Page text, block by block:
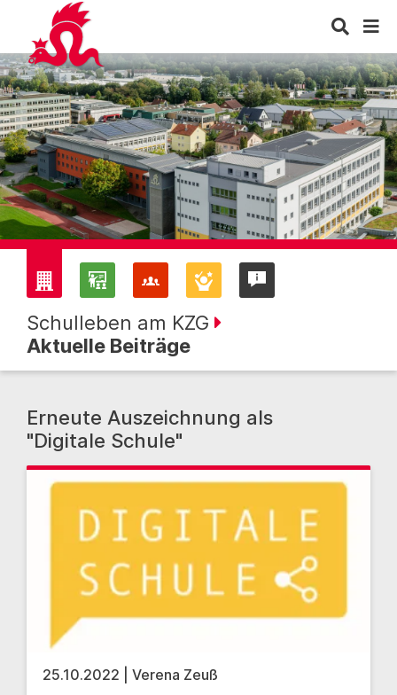
Schulleben am KZG
Aktuelle Beiträge
Erneute Auszeichnung als
"Digitale Schule"
25.10.2022 | Verena Zeuß